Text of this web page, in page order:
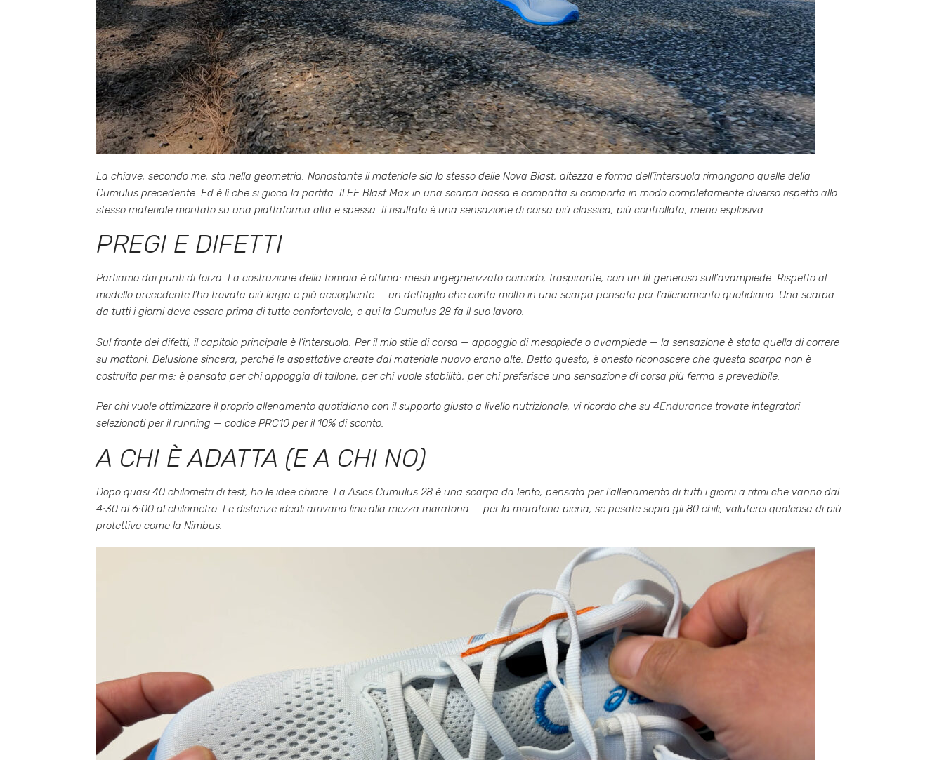
La chiave, secondo me, sta nella geometria. Nonostante il materiale sia lo stesso delle Nova Blast, altezza e forma dell’intersuola rimangono quelle della
Cumulus precedente. Ed è lì che si gioca la partita. Il FF Blast Max in una scarpa bassa e compatta si comporta in modo completamente diverso rispetto allo
stesso materiale montato su una piattaforma alta e spessa. Il risultato è una sensazione di corsa più classica, più controllata, meno esplosiva.
PREGI E DIFETTI
Partiamo dai punti di forza. La costruzione della tomaia è ottima: mesh ingegnerizzato comodo, traspirante, con un fit generoso sull’avampiede. Rispetto al
modello precedente l’ho trovata più larga e più accogliente — un dettaglio che conta molto in una scarpa pensata per l’allenamento quotidiano. Una scarpa
da tutti i giorni deve essere prima di tutto confortevole, e qui la Cumulus 28 fa il suo lavoro.
Sul fronte dei difetti, il capitolo principale è l’intersuola. Per il mio stile di corsa — appoggio di mesopiede o avampiede — la sensazione è stata quella di correre
su mattoni. Delusione sincera, perché le aspettative create dal materiale nuovo erano alte. Detto questo, è onesto riconoscere che questa scarpa non è
costruita per me: è pensata per chi appoggia di tallone, per chi vuole stabilità, per chi preferisce una sensazione di corsa più ferma e prevedibile.
Per chi vuole ottimizzare il proprio allenamento quotidiano con il supporto giusto a livello nutrizionale, vi ricordo che su 4Endurance trovate integratori
selezionati per il running — codice PRC10 per il 10% di sconto.
A CHI È ADATTA (E A CHI NO)
Dopo quasi 40 chilometri di test, ho le idee chiare. La Asics Cumulus 28 è una scarpa da lento, pensata per l’allenamento di tutti i giorni a ritmi che vanno dal
4:30 al 6:00 al chilometro. Le distanze ideali arrivano fino alla mezza maratona — per la maratona piena, se pesate sopra gli 80 chili, valuterei qualcosa di più
protettivo come la Nimbus.